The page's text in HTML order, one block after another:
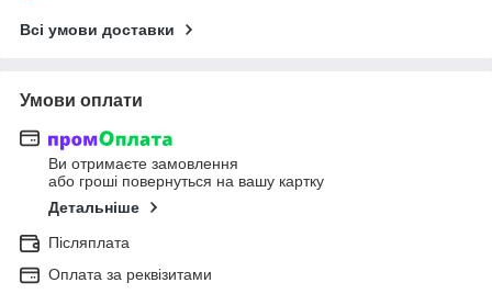
Всі умови доставки
Умови оплати
Ви отримаєте замовлення
або гроші повернуться на вашу картку
Детальніше
Післяплата
Оплата за реквізитами